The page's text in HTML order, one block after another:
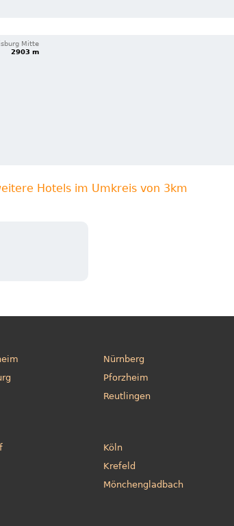
Mitte
2903 m
Hotels im Umkreis von 3km
Nürnberg
Pforzheim
Reutlingen
Köln
Krefeld
Mönchengladbach